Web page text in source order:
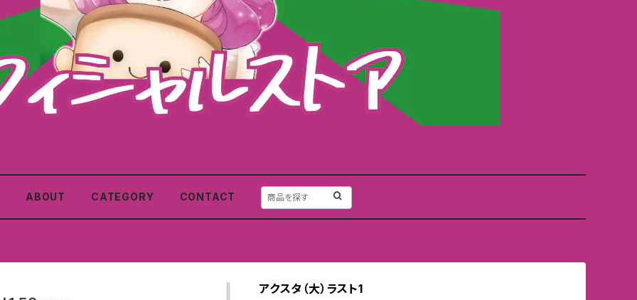
ABOUT CATEGORY CONTACT
アクスタ（大）ラスト1